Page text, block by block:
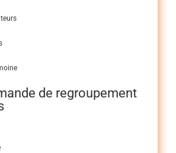
de regroupement